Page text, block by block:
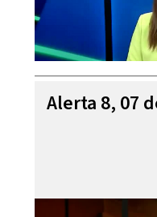
Alerta 8, 07